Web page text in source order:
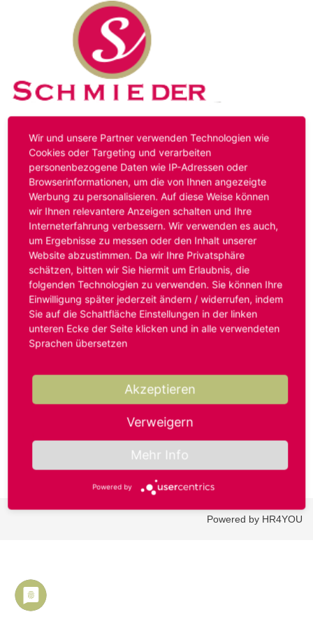
Kontakt Impressum Datenschutz
Hinweis:Das von ihnen aufgerufene Stellenangebot ist
bereits ausgelaufen. Alternative Stellenanzeigen finden
Sie unter:
www.schmieder-personal.de/stellenangebote
Oder Sie bewerben sich
initiativund wir suchen für Sie
passende Stellenangebote.
Anmelden
Benutzername oder E-Mail-Adresse*
Passwort*
Powered by HR4YOU
Wir und unsere Partner verwenden Technologien wie
Cookies oder Targeting und verarbeiten
personenbezogene Daten wie IP-Adressen oder
Browserinformationen, um die von Ihnen angezeigte
Werbung zu personalisieren. Auf diese Weise können
wir Ihnen relevantere Anzeigen schalten und Ihre
Interneterfahrung verbessern. Wir verwenden es auch,
um Ergebnisse zu messen oder den Inhalt unserer
Website abzustimmen. Da wir Ihre Privatsphäre
schätzen, bitten wir Sie hiermit um Erlaubnis, die
folgenden Technologien zu verwenden. Sie können Ihre
Einwilligung später jederzeit ändern / widerrufen, indem
Sie auf die Schaltfläche Einstellungen in der linken
unteren Ecke der Seite klicken und in alle verwendeten
Sprachen übersetzen
Akzeptieren
Verweigern
Mehr Info
Powered by